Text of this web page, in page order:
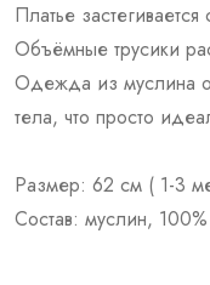
Платье
Объёмные трусики
Одежда из муслина
тела, что просто
Размер: 62 см ( 1-3
Состав: муслин,